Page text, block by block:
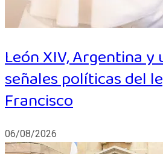
León XIV, Argentina y
señales políticas del
Francisco
06/08/2026